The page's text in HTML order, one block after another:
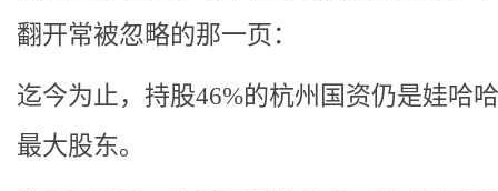
翻开常被忽略的那一页：
迄今为止，持股46%的杭州国资仍是娃哈
最大股东。